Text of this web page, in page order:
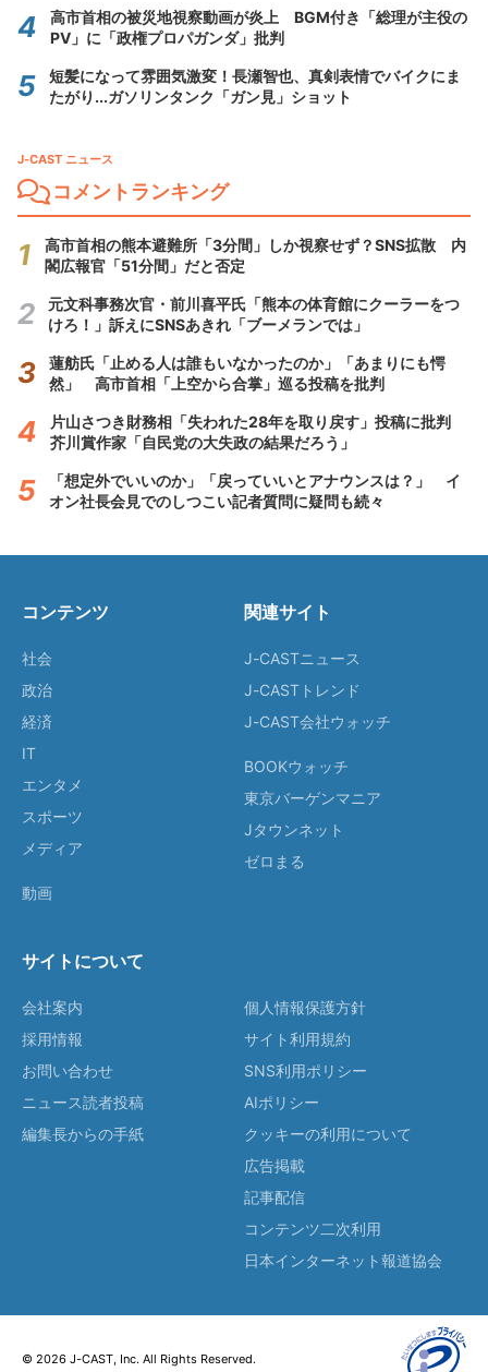
高市首相の被災地視察動画が炎上 BGM付き「総理が主役の
PV」に「政権プロパガンダ」批判
短髪になって雰囲気激変！長瀬智也、真剣表情でバイクにま
たがり...ガソリンタンク「ガン見」ショット
J-CAST ニュース
コメントランキング
高市首相の熊本避難所「3分間」しか視察せず？SNS拡散 内
閣広報官「51分間」だと否定
元文科事務次官・前川喜平氏「熊本の体育館にクーラーをつ
けろ！」訴えにSNSあきれ「ブーメランでは」
蓮舫氏「止める人は誰もいなかったのか」「あまりにも愕
然」 高市首相「上空から合掌」巡る投稿を批判
片山さつき財務相「失われた28年を取り戻す」投稿に批判
芥川賞作家「自民党の大失政の結果だろう」
「想定外でいいのか」「戻っていいとアナウンスは？」 イ
オン社長会見でのしつこい記者質問に疑問も続々
コンテンツ
社会
政治
経済
IT
エンタメ
スポーツ
メディア
動画
関連サイト
J-CASTニュース
J-CASTトレンド
J-CAST会社ウォッチ
BOOKウォッチ
東京バーゲンマニア
Jタウンネット
ゼロまる
サイトについて
会社案内
採用情報
お問い合わせ
ニュース読者投稿
編集長からの手紙
個人情報保護方針
サイト利用規約
SNS利用ポリシー
AIポリシー
クッキーの利用について
広告掲載
記事配信
コンテンツ二次利用
日本インターネット報道協会
© 2026 J-CAST, Inc. All Rights Reserved.